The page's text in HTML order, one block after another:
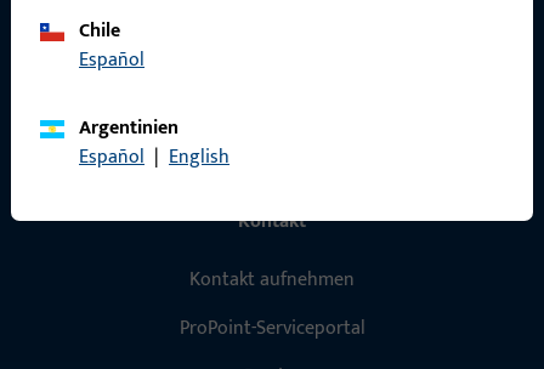
Chile
Español
Argentinien
Español | English
Kontakt
Kontakt aufnehmen
ProPoint-Serviceportal